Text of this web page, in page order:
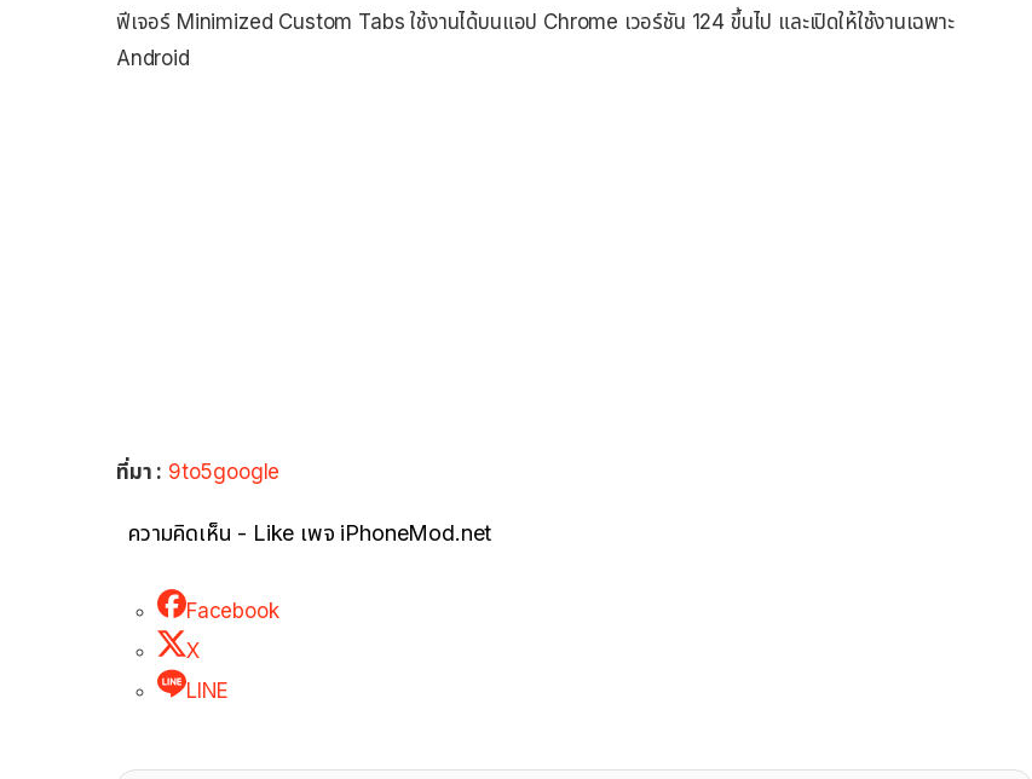
ฟีเจอร์ Minimized Custom Tabs ใช้งานได้บนแอป Chrome เวอร์ชัน 124 ขึ้นไป และเปิดให้ใช้งานเฉพาะ
Android
ที่มา : 9to5google
ความคิดเห็น - Like เพจ iPhoneMod.net
Facebook
X
LINE